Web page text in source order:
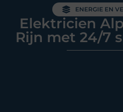
ENERGIE EN
Elektricien
Rijn met 24/7